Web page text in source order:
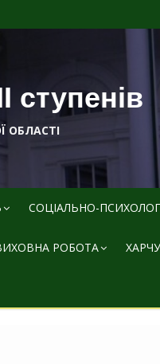
ступенів
ОБЛАСТІ
СОЦІАЛЬНО-
РОБОТА